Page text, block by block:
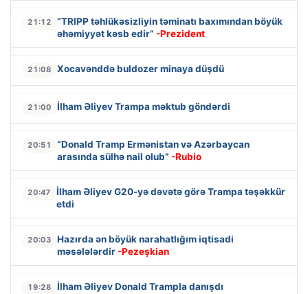
21:12
“TRIPP təhlükəsizliyin təminatı baxımından böyük
əhəmiyyət kəsb edir” -Prezident
21:08 Xocavənddə buldozer minaya düşdü
21:00 İlham Əliyev Trampa məktub göndərdi
20:51
“Donald Tramp Ermənistan və Azərbaycan
arasında sülhə nail olub” -Rubio
20:47
İlham Əliyev G20-yə dəvətə görə Trampa təşəkkür
etdi
20:03
Hazırda ən böyük narahatlığım iqtisadi
məsələlərdir -Pezeşkian
19:28 İlham Əliyev Donald Trampla danışdı